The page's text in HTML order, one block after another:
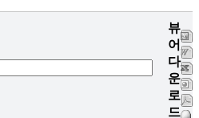
뷰
어
다
운
로
드